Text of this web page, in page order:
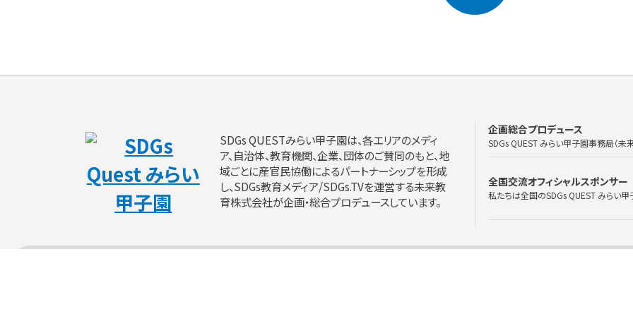
SDGs QUESTみらい甲子園は、各エリアのメディ
ア、自治体、教育機関、企業、団体のご賛同のもと、地
域ごとに産官民協働によるパートナーシップを形成
し、SDGs教育メディア/SDGs.TVを運営する未来教
育株式会社が企画・総合プロデュースしています。
企画総合プロデュース
SDGs QUEST みらい甲子園事務局（未
全国交流オフィシャルスポンサー
私たちは全国のSDGs QUEST みらい甲